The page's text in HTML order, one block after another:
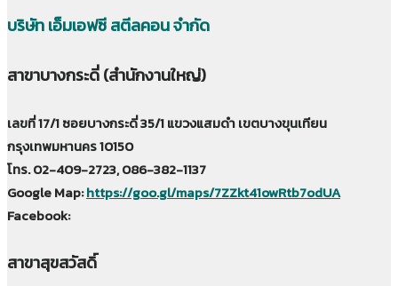
บริษัท เอ็มเอฟซี สตีลคอน จำกัด
สาขาบางกระดี่ (สำนักงานใหญ่)
เลขที่ 17/1 ซอยบางกระดี่ 35/1 แขวงแสมดำ เขตบางขุนเทียน
กรุงเทพมหานคร 10150
โทร. 02-409-2723, 086-382-1137
Google Map:https://goo.gl/maps/7ZZkt41owRtb7odUA
Facebook:
สาขาสุขสวัสดิ์